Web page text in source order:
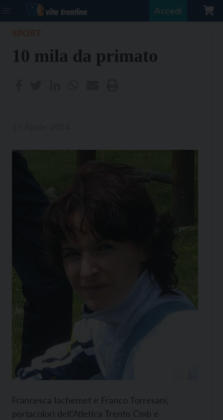
Accedi
10 mila da primato
Francesca Iachemet e Franco Torresani,
portacolori dell’Atletica Trento Cmb e